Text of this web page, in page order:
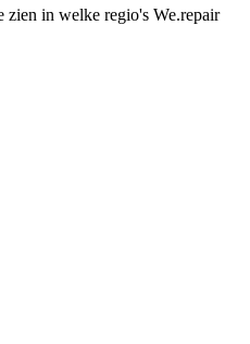
zien in welke regio's We.repair